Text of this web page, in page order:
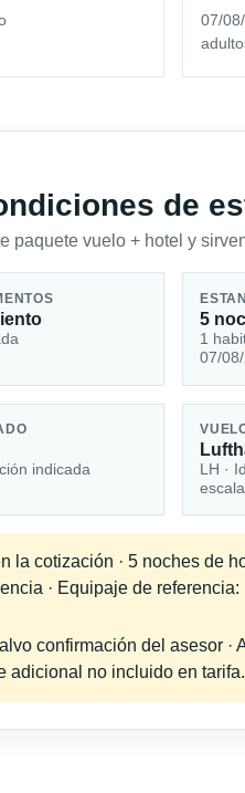
07/
de
paquete vuelo + hotel y
5
1
07/
indicada
LH ·
la cotización · 5 noches de
· Equipaje de
confirmación del asesor
adicional no incluido en tarifa.